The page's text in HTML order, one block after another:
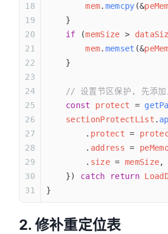
        mem
. memcpy (&
    }
    if
(memSize >
        mem
. memset (&
    }
// 设置节区保护, 先添加
    const
protect =
    sectionProtectList
.
        .
protect =
        .
address =
        .
size = memSize,
    })
catch return
}
2. 修补重定位表